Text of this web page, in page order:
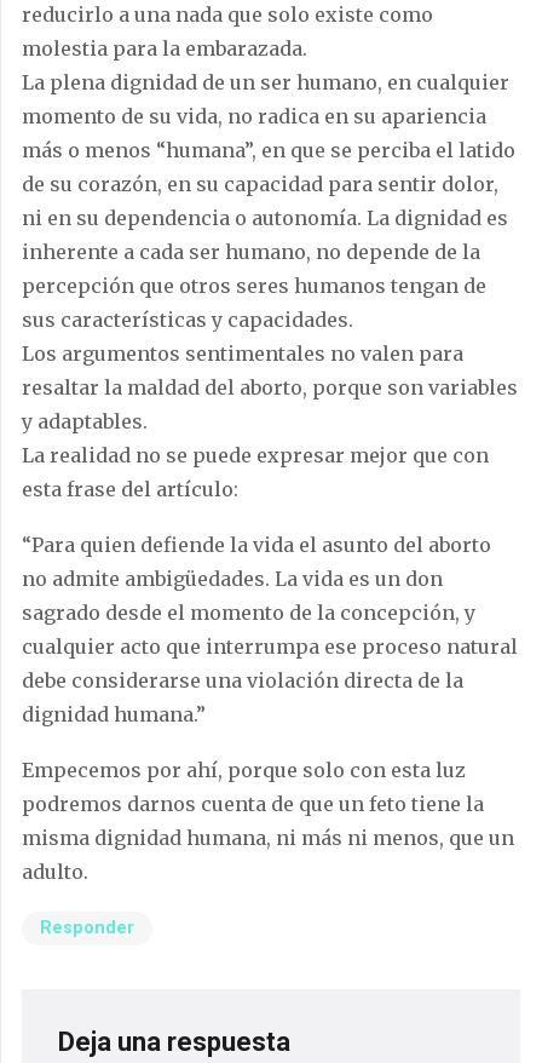
reducirlo a una nada que solo existe como
molestia para la embarazada.
La plena dignidad de un ser humano, en cualquier
momento de su vida, no radica en su apariencia
más o menos “humana”, en que se perciba el latido
de su corazón, en su capacidad para sentir dolor,
ni en su dependencia o autonomía. La dignidad es
inherente a cada ser humano, no depende de la
percepción que otros seres humanos tengan de
sus características y capacidades.
Los argumentos sentimentales no valen para
resaltar la maldad del aborto, porque son variables
y adaptables.
La realidad no se puede expresar mejor que con
esta frase del artículo:
“Para quien defiende la vida el asunto del aborto
no admite ambigüedades. La vida es un don
sagrado desde el momento de la concepción, y
cualquier acto que interrumpa ese proceso natural
debe considerarse una violación directa de la
dignidad humana.”
Empecemos por ahí, porque solo con esta luz
podremos darnos cuenta de que un feto tiene la
misma dignidad humana, ni más ni menos, que un
adulto.
Responder
Deja una respuesta